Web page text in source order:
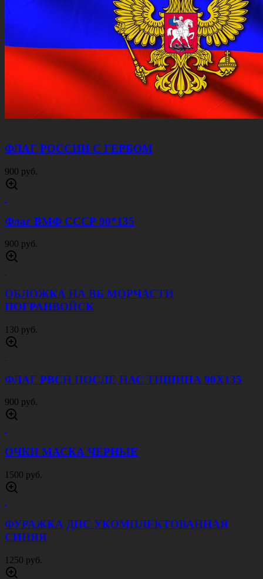
ФЛАГ РОССИИ С ГЕРБОМ
900 руб.
Флаг ВМФ СССР 90*135
900 руб.
ОБЛОЖКА НА ВБ МОРЧАСТИ
ПОГРАНВОЙСК
130 руб.
ФЛАГ РВСН ПОСЛЕ НАС ТИШИНА 90Х135
900 руб.
ОЧКИ МАСКА ЧЕРНЫЕ
1500 руб.
ФУРАЖКА ДПС УКОМПЛЕКТОВАННАЯ
СИНЯЯ
1250 руб.